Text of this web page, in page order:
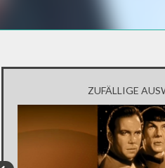
ZUFÄLLIGE